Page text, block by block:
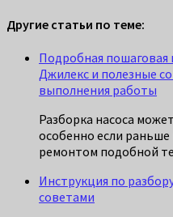
Другие статьи по теме:
Подробная пошаговая
Джилекс и полезные
выполнения работы
Разборка насоса
особенно если раньше
ремонтом подобной
Инструкция по
советами